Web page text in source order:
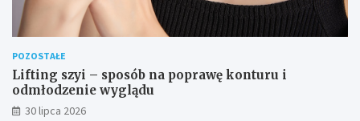
POZOSTAŁE
Lifting szyi – sposób na poprawę konturu i
odmłodzenie wyglądu
30 lipca 2026